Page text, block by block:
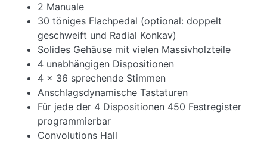
2 Manuale
30 töniges Flachpedal (optional: doppelt
geschweift und Radial Konkav)
Solides Gehäuse mit vielen Massivholzteile
4 unabhängigen Dispositionen
4 x 36 sprechende Stimmen
Anschlagsdynamische Tastaturen
Für jede der 4 Dispositionen 450 Festregister
programmierbar
Convolutions Hall